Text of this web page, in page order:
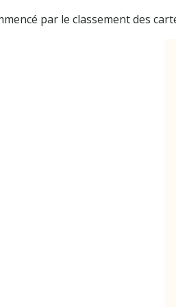
par le classement des